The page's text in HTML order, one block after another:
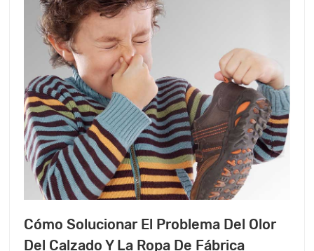
Cómo Solucionar El Problema Del Olor
Del Calzado Y La Ropa De Fábrica